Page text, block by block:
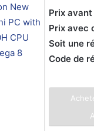
Prix
Prix avec
Soit une
Code de